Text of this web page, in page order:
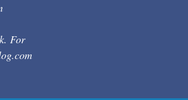
For